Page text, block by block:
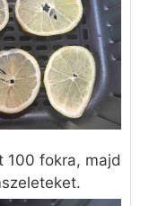
100 fokra, majd